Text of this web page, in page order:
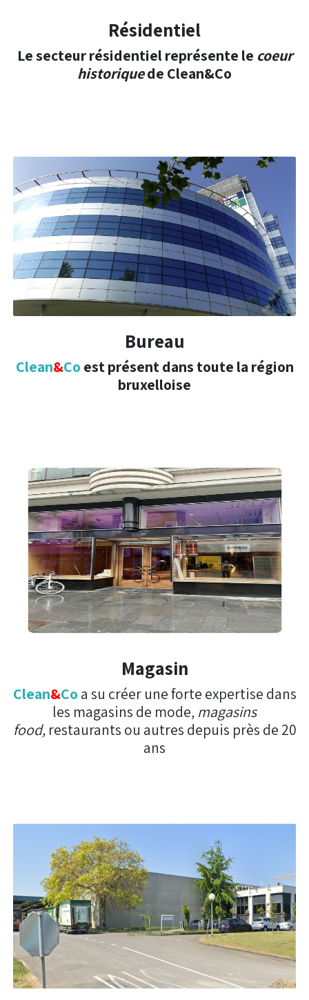
Résidentiel
Le secteur résidentiel représente le coeur
historiquede Clean&Co
Bureau
Clean&Co est présent dans toute la région
bruxelloise
Magasin
Clean&Co a su créer une forte expertise dans
les magasins de mode, magasins
food, restaurants ou autres depuis près de 20
ans